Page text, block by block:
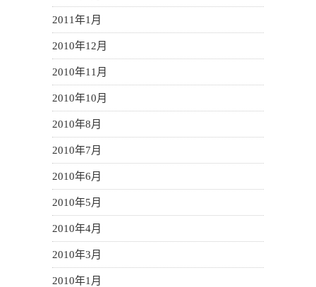
2011年1月
2010年12月
2010年11月
2010年10月
2010年8月
2010年7月
2010年6月
2010年5月
2010年4月
2010年3月
2010年1月